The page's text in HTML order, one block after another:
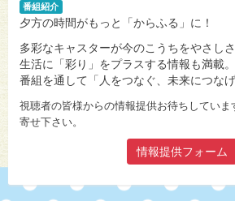
番組紹介
夕方の時間がもっと「からふる」に！
多彩なキャスターが今のこうちをやさし
生活に「彩り」をプラスする情報も満載。
番組を通して「人をつなぐ、未来につな
視聴者の皆様からの情報提供お待ちしていま
寄せ下さい。
情報提供フォーム